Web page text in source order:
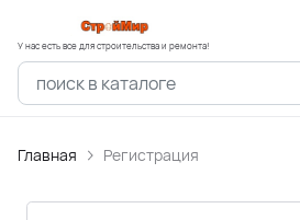
У нас есть все для строительства и ремонта!
Главная Регистрация